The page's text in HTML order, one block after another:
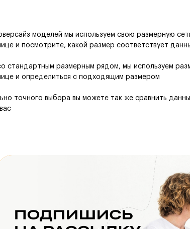
моделей мы используем свою размерную
и посмотрите, какой размер соответствует
стандартным размерным рядом, мы используем
и определиться с подходящим размером
точного выбора вы можете так же сравнить